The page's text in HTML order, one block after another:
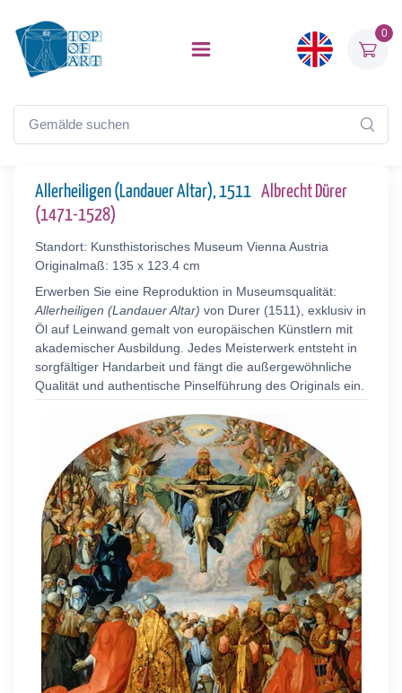
0
Allerheiligen (Landauer Altar), 1511 Albrecht Dürer
(1471-1528)
Standort: Kunsthistorisches Museum Vienna Austria
Originalmaß: 135 x 123.4 cm
Erwerben Sie eine Reproduktion in Museumsqualität:
Allerheiligen (Landauer Altar) von Durer (1511), exklusiv in
Öl auf Leinwand gemalt von europäischen Künstlern mit
akademischer Ausbildung. Jedes Meisterwerk entsteht in
sorgfältiger Handarbeit und fängt die außergewöhnliche
Qualität und authentische Pinselführung des Originals ein.